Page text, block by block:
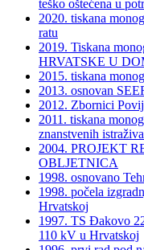
teško oštećena u
2020. tiskana
ratu
2019. Tiskana
HRVATSKE U
2015. tiskana
2013. osnovan
2012. Zbornici
2011. tiskana
znanstvenih
2004. PROJEKT
OBLJETNICA
1998. osnovano
1998. počela
Hrvatskoj
1997. TS Đakovo
110 kV u Hrvatskoj